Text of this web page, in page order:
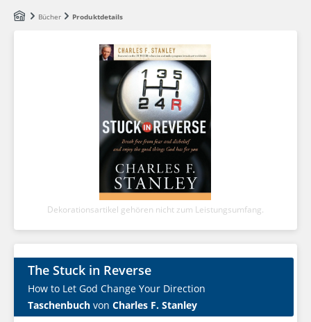
Zum Hauptinhalt springen
Bücher Produktdetails
Dekorationsartikel gehören nicht zum Leistungsumfang.
The Stuck in Reverse
How to Let God Change Your Direction
Taschenbuch von Charles F. Stanley